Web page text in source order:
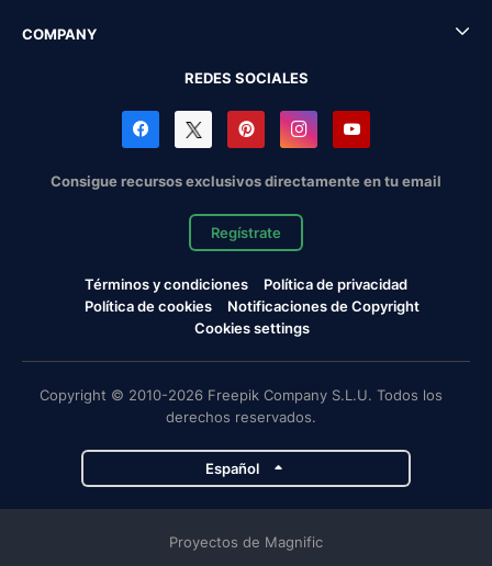
COMPANY
REDES SOCIALES
Consigue recursos exclusivos directamente en tu email
Regístrate
Términos y condiciones
Política de privacidad
Política de cookies
Notificaciones de Copyright
Cookies settings
Copyright © 2010-2026 Freepik Company S.L.U. Todos los
derechos reservados.
Español
Proyectos de Magnific